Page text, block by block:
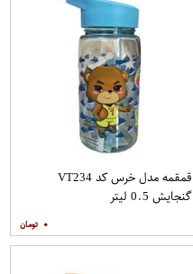
قمقمه مدل خرس کد VT234
گنجایش 0.5 لیتر
۰